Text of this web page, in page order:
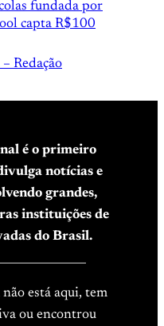
fundada por
capta R$100
Redação
é o primeiro
notícias e
grandes,
instituições de
do Brasil.
está aqui, tem
ou encontrou